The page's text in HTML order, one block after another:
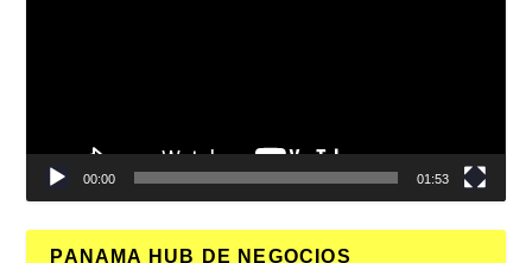
00:00 01:53
PANAMA HUB DE NEGOCIOS